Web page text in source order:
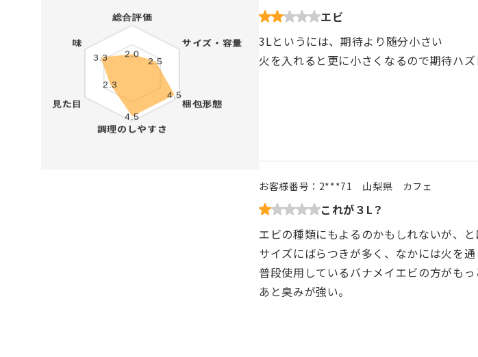
エビ
3Lというには、期待より随分小さい
火を入れると更に小さくなるので期待ハズ
お客様番号： 2***71 山梨県 カフェ
これが３L？
エビの種類にもよるのかもしれないが、と
サイズにばらつきが多く、なかには火を
普段使用しているバナメイエビの方がも
あと臭みが強い。